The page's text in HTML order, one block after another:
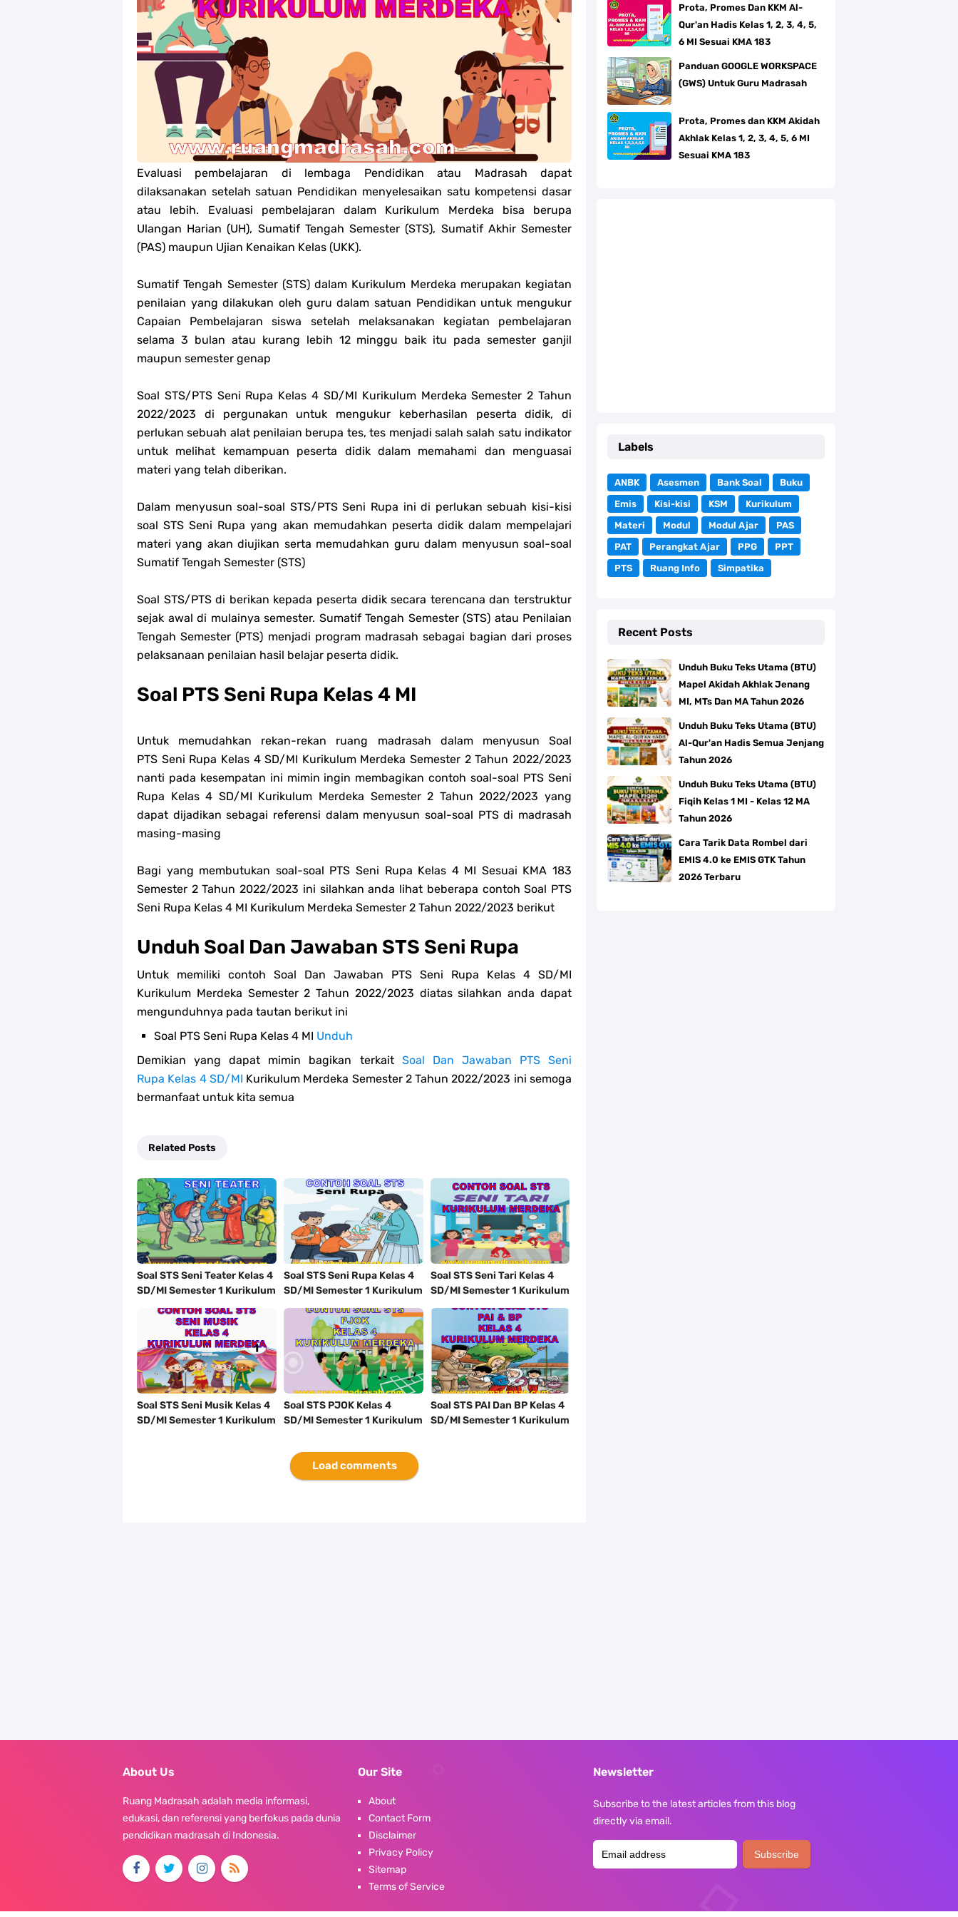
Jawaban Tugas Mandiri Dan Tugas Refleksi Modul Pedagogik SKI PPG 2025
Jawaban Tugas Mandiri Dan Tugas Refleksi Modul Pedagogik Fiqih PPG 2025
Jawaban Tugas Mandiri Dan Tugas Refleksi Modul Pedagogik Akidah Akhlak PPG 2025
Jawaban Tugas Mandiri Dan Tugas Refleksi Modul Pedagogik Al-Qur'an Hadis PPG 2025
Soal OMI Geografi Terintegrasi Jenjang MA
Soal OMI Ekonomi Terintegrasi Jenjang MA
Soal OMI KIMIA Terintegrasi Jenjang MA
Unduh Buku Teks Utama (BTU) Mapel Akidah Akhlak Jenang MI, MTs Dan MA Tahun 2026
Evaluasi pembelajaran di lembaga Pendidikan atau Madrasah dapat
dilaksanakan setelah satuan Pendidikan menyelesaikan satu kompetensi dasar
atau lebih. Evaluasi pembelajaran dalam Kurikulum Merdeka bisa berupa
Ulangan Harian (UH), Sumatif Tengah Semester (STS), Sumatif Akhir Semester
(PAS) maupun Ujian Kenaikan Kelas (UKK).
Sumatif Tengah Semester (STS) dalam Kurikulum Merdeka merupakan kegiatan
penilaian yang dilakukan oleh guru dalam satuan Pendidikan untuk mengukur
Capaian Pembelajaran siswa setelah melaksanakan kegiatan pembelajaran
selama 3 bulan atau kurang lebih 12 minggu baik itu pada semester ganjil
maupun semester genap
Soal STS/PTS Seni Rupa Kelas 4 SD/MI Kurikulum Merdeka Semester 2 Tahun
2022/2023 di pergunakan untuk mengukur keberhasilan peserta didik, di
perlukan sebuah alat penilaian berupa tes, tes menjadi salah salah satu indikator
untuk melihat kemampuan peserta didik dalam memahami dan menguasai
materi yang telah diberikan.
Dalam menyusun soal-soal STS/PTS Seni Rupa ini di perlukan sebuah kisi-kisi
soal STS Seni Rupa yang akan memudahkan peserta didik dalam mempelajari
materi yang akan diujikan serta memudahkan guru dalam menyusun soal-soal
Sumatif Tengah Semester (STS)
Soal STS/PTS di berikan kepada peserta didik secara terencana dan terstruktur
sejak awal di mulainya semester. Sumatif Tengah Semester (STS) atau Penilaian
Tengah Semester (PTS) menjadi program madrasah sebagai bagian dari proses
pelaksanaan penilaian hasil belajar peserta didik.
Soal PTS Seni Rupa Kelas 4 MI
Untuk memudahkan rekan-rekan ruang madrasah dalam menyusun Soal
PTS Seni Rupa Kelas 4 SD/MI Kurikulum Merdeka Semester 2 Tahun 2022/2023
nanti pada kesempatan ini mimin ingin membagikan contoh soal-soal PTSSeni
Rupa Kelas 4 SD/MI Kurikulum Merdeka Semester 2 Tahun 2022/2023 yang
dapat dijadikan sebagai referensi dalam menyusun soal-soal PTS di madrasah
masing-masing
Bagi yang membutukan soal-soal PTS Seni Rupa Kelas 4 MI Sesuai KMA 183
Semester 2 Tahun 2022/2023 ini silahkan anda lihat beberapa contoh Soal PTS
Seni Rupa Kelas 4 MI Kurikulum Merdeka Semester 2 Tahun 2022/2023 berikut
Unduh Soal Dan Jawaban STS Seni Rupa
Untuk memiliki contoh Soal Dan Jawaban PTS Seni Rupa Kelas 4 SD/MI
Kurikulum Merdeka Semester 2 Tahun 2022/2023 diatas silahkan anda dapat
mengunduhnya pada tautan berikut ini
Soal PTS Seni Rupa Kelas 4 MI Unduh
Demikian yang dapat mimin bagikan terkait Soal Dan Jawaban PTS Seni
Rupa Kelas 4 SD/MI Kurikulum Merdeka Semester 2 Tahun 2022/2023 ini semoga
bermanfaat untuk kita semua
Related Posts
Soal STS Seni Teater Kelas 4
SD/MI Semester 1 Kurikulum
Merdeka Tahun 2023/2024
Soal STS Seni Rupa Kelas 4
SD/MI Semester 1 Kurikulum
Merdeka Tahun 2023/2024
Soal STS Seni Tari Kelas 4
SD/MI Semester 1 Kurikulum
Merdeka Tahun 2023/2024
Soal STS Seni Musik Kelas 4
SD/MI Semester 1 Kurikulum
Soal STS PJOK Kelas 4
SD/MI Semester 1 Kurikulum
Soal STS PAI Dan BP Kelas 4
SD/MI Semester 1 Kurikulum
Load comments
Prota, Promes Dan KKM Al-
Qur'an Hadis Kelas 1, 2, 3, 4, 5,
6 MI Sesuai KMA 183
Panduan GOOGLE WORKSPACE
(GWS) Untuk Guru Madrasah
Prota, Promes dan KKM Akidah
Akhlak Kelas 1, 2, 3, 4, 5, 6 MI
Sesuai KMA 183
Labels
ANBK Asesmen Bank Soal
Buku
Emis
Kisi-kisi KSM
Kurikulum
Materi
Modul Modul Ajar
PAS
PAT
Perangkat Ajar PPG
PPT
PTS
Ruang Info Simpatika
Recent Posts
Unduh Buku Teks Utama (BTU)
Mapel Akidah Akhlak Jenang
MI, MTs Dan MA Tahun 2026
Unduh Buku Teks Utama (BTU)
Al-Qur'an Hadis Semua Jenjang
Tahun 2026
Unduh Buku Teks Utama (BTU)
Fiqih Kelas 1 MI - Kelas 12 MA
Tahun 2026
Cara Tarik Data Rombel dari
EMIS 4.0 ke EMIS GTK Tahun
2026 Terbaru
About Us
Ruang Madrasah adalah media informasi,
edukasi, dan referensi yang berfokus pada dunia
pendidikan madrasah di Indonesia.
Our Site
About
Contact Form
Disclaimer
Privacy Policy
Sitemap
Terms of Service
Newsletter
Subscribe to the latest articles from this blog
directly via email.